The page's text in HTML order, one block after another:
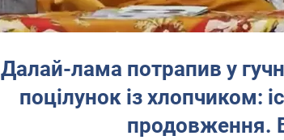
Далай-лама потрапив у
поцілунок із хлопчиком:
продовження.